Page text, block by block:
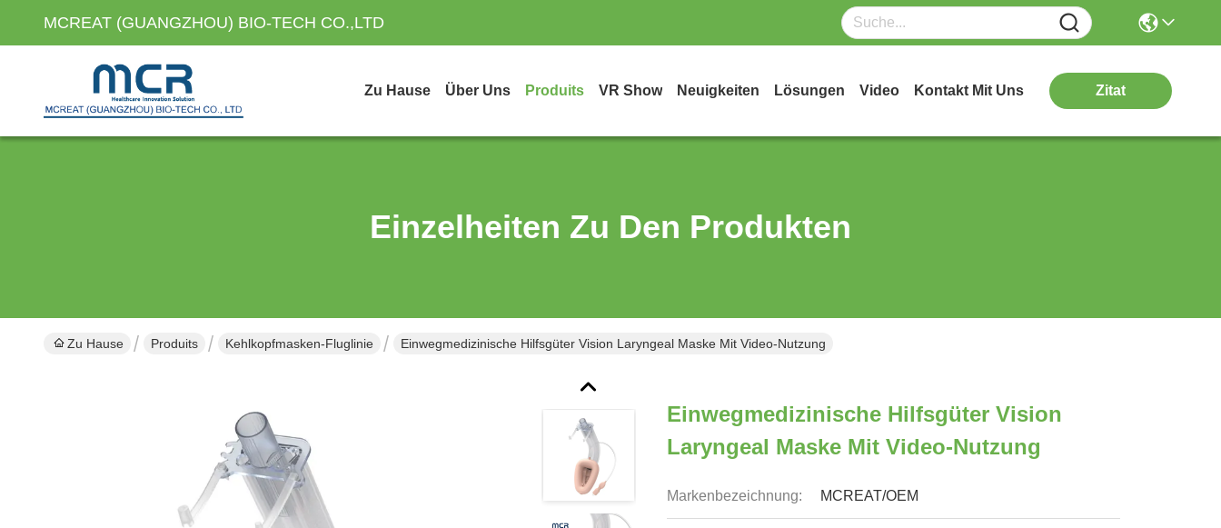
MCREAT (GUANGZHOU) BIO-TECH CO.,LTD
Zu Hause Über Uns Produits VR Show Neuigkeiten Lösungen Video Kontakt Mit Uns Zitat
Einzelheiten Zu Den Produkten
Zu Hause Produits Kehlkopfmasken-Fluglinie Einwegmedizinische Hilfsgüter Vision Laryngeal Maske Mit Video-Nutzung
Einwegmedizinische Hilfsgüter Vision
Laryngeal Maske Mit Video-Nutzung
Markenbezeichnung: MCREAT/OEM